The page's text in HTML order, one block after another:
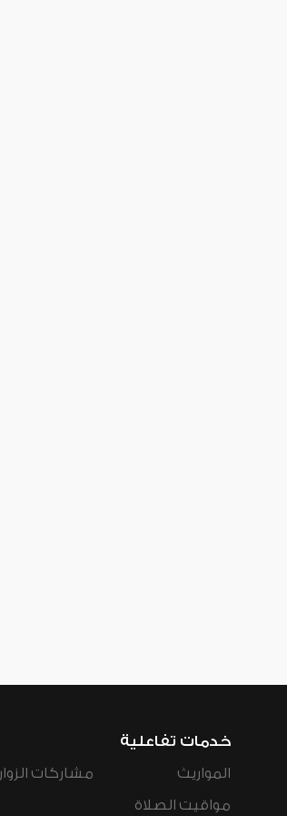
خدمات تفاعلية
المواريث
مواقيت الصلاة
مشاركات الزوار